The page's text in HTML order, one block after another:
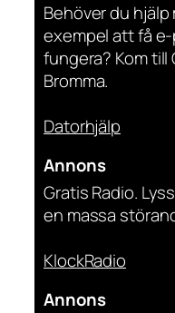
Behöver du
exempel att få
fungera? Kom till
Bromma.
Datorhjälp
Annons
Gratis Radio.
en massa
KlockRadio
Annons